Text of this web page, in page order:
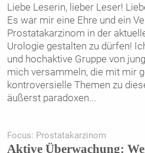
Liebe Leserin, lieber Leser!
Es war mir eine Ehre und ein
Prostatakarzinom in der
Urologie gestalten zu dürfen!
und hochaktive Gruppe von
mich versammeln, die mit mir
kontroversielle Themen zu
äußerst paradoxen...
Focus: Prostatakarzinom
Aktive Überwachung: